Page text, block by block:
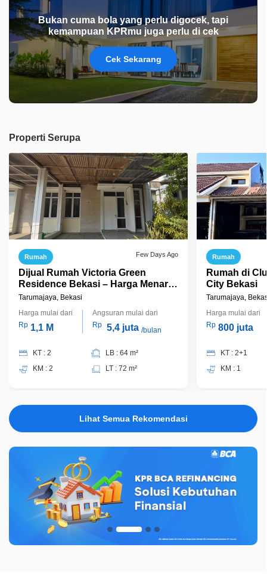
Bukan cuma bola yang perlu digocek, tapi
kemampuan KPRmu juga perlu di cek
Cek Sekarang
Properti Serupa
Rumah Few Days Ago
Dijual Rumah Victoria Green
Residence Bekasi – Harga Menarik,
Siap Nego
Tarumajaya, Bekasi
Harga mulai dari
Rp 1,1 M
Angsuran mulai dari
Rp 5,4 juta /bulan
KT : 2
KM : 2
LB : 64 m²
LT : 72 m²
Rumah
Rumah di
City Bekasi
Tarumajaya,
Harga mulai dari
Rp 800 juta
KT : 2+1
KM : 1
Lihat Semua Rekomendasi